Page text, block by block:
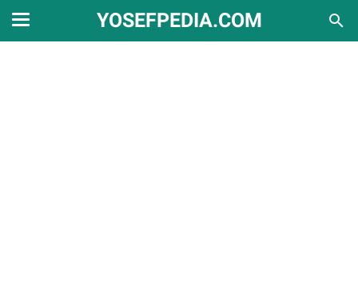
YOSEFPEDIA.COM